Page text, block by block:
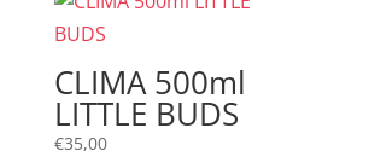
CLIMA 500ml
LITTLE BUDS
€35,00